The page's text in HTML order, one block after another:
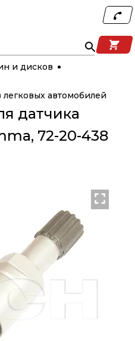
и дисков
автомобилей
датчика
72-20-438